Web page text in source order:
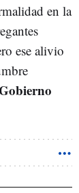
en la
ese alivio